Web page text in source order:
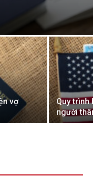
vợ
Quy trình
người